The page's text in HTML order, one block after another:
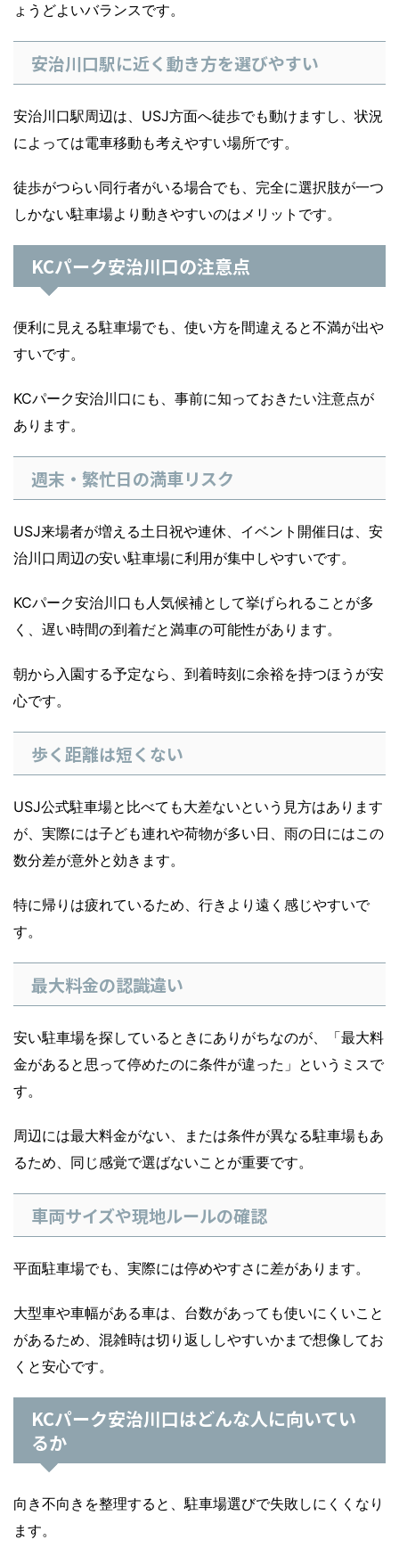
ょうどよいバランスです。
安治川口駅に近く動き方を選びやすい
安治川口駅周辺は、USJ方面へ徒歩でも動けますし、状況
によっては電車移動も考えやすい場所です。
徒歩がつらい同行者がいる場合でも、完全に選択肢が一つ
しかない駐車場より動きやすいのはメリットです。
KCパーク安治川口の注意点
便利に見える駐車場でも、使い方を間違えると不満が出や
すいです。
KCパーク安治川口にも、事前に知っておきたい注意点が
あります。
週末・繁忙日の満車リスク
USJ来場者が増える土日祝や連休、イベント開催日は、安
治川口周辺の安い駐車場に利用が集中しやすいです。
KCパーク安治川口も人気候補として挙げられることが多
く、遅い時間の到着だと満車の可能性があります。
朝から入園する予定なら、到着時刻に余裕を持つほうが安
心です。
歩く距離は短くない
USJ公式駐車場と比べても大差ないという見方はあります
が、実際には子ども連れや荷物が多い日、雨の日にはこの
数分差が意外と効きます。
特に帰りは疲れているため、行きより遠く感じやすいで
す。
最大料金の認識違い
安い駐車場を探しているときにありがちなのが、「最大料
金があると思って停めたのに条件が違った」というミスで
す。
周辺には最大料金がない、または条件が異なる駐車場もあ
るため、同じ感覚で選ばないことが重要です。
車両サイズや現地ルールの確認
平面駐車場でも、実際には停めやすさに差があります。
大型車や車幅がある車は、台数があっても使いにくいこと
があるため、混雑時は切り返ししやすいかまで想像してお
くと安心です。
KCパーク安治川口はどんな人に向いてい
るか
向き不向きを整理すると、駐車場選びで失敗しにくくなり
ます。